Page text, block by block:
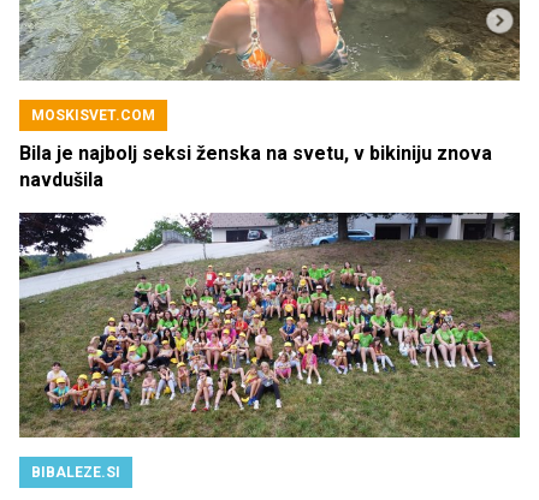
MOSKISVET.COM
Bila je najbolj seksi ženska na svetu, v bikiniju znova
navdušila
BIBALEZE.SI